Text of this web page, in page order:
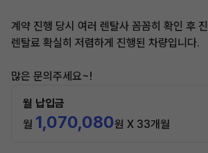
계약 진행 당시 여러 렌탈사 꼼꼼히 확인 후
렌탈료 확실히 저렴하게 진행된 차량입니다.
많은 문의주세요~!
월 납입금
월 1,070,080원 X 33개월